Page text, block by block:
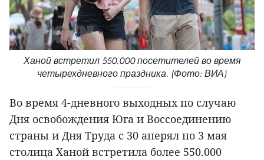
Ханой встретил 550.000 посетителей во время
четырехдневного праздника. (Фото: ВИА)
Во время 4-дневного выходных по случаю
Дня освобождения Юга и Воссоединению
страны и Дня Труда с 30 аперял по 3 мая
столица Ханой встретила более 550.000